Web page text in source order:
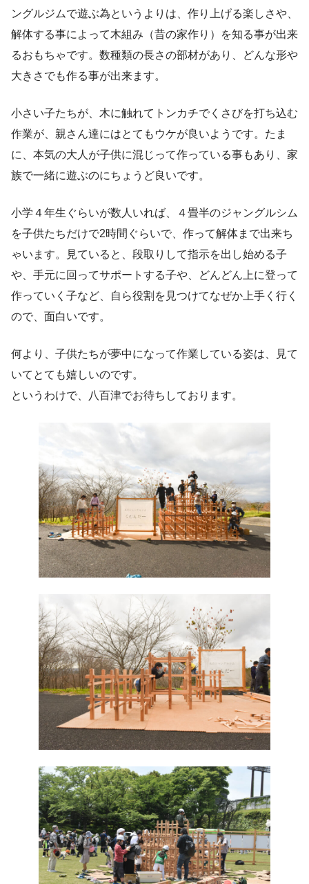
ングルジムで遊ぶ為というよりは、作り上げる楽しさや、
解体する事によって木組み（昔の家作り）を知る事が出来
るおもちゃです。数種類の長さの部材があり、どんな形や
大きさでも作る事が出来ます。
小さい子たちが、木に触れてトンカチでくさびを打ち込む
作業が、親さん達にはとてもウケが良いようです。たま
に、本気の大人が子供に混じって作っている事もあり、家
族で一緒に遊ぶのにちょうど良いです。
小学４年生ぐらいが数人いれば、４畳半のジャングルシム
を子供たちだけで2時間ぐらいで、作って解体まで出来ち
ゃいます。見ていると、段取りして指示を出し始める子
や、手元に回ってサポートする子や、どんどん上に登って
作っていく子など、自ら役割を見つけてなぜか上手く行く
ので、面白いです。
何より、子供たちが夢中になって作業している姿は、見て
いてとても嬉しいのです。
というわけで、八百津でお待ちしております。